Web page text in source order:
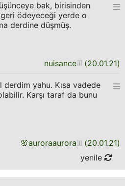
bak, birisinden
ödeyeceği yerde o
derdine düşmüş.
nuisance (20.01.21)
derdim yahu. Kısa vadede
Karşı taraf da bunu
🌸auroraaurora (20.01.21)
yenile